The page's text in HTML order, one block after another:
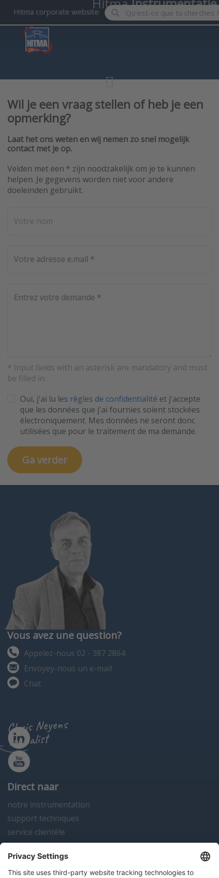
Hitma corporate website Enter a search term. Results
HitmaInstrumentatie
Wil je een vraag stellen of heb je een
opmerking?
Laat het ons weten en wij nemen zo snel mogelijk
contact met je op.
Velden met een * zijn noodzakelijk om je te kunnen
helpen. Je gegevens worden niet voor andere
doeleinden gebruikt.
Votre nom
Votre adresse e.mail
Entrez votre demande
* Input fields with an asterisk are mandatory and must
be filled in.
Oui, j'ai lu les règles de confidentialité et j'accepte
que les données que j'ai fournies soient stockées
électroniquement. Mes données ne seront donc
utilisées que pour le traitement de ma demande.
Vous avez une question?
Appelez-nous 02 - 387 2864
Envoyey-nous un e-mail
Chat
Chris Neyens
specialist
Direct naar
notre instrumentation
support techniques
service clientèle
actualités
contact